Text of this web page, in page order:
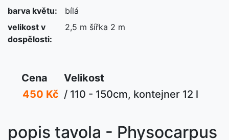
barva květu:
bílá
velikost v
dospělosti:
2,5 m šířka 2 m
Cena
Velikost
450 Kč / 110 - 150cm, kontejner 12 l
popis tavola - Physocarpus